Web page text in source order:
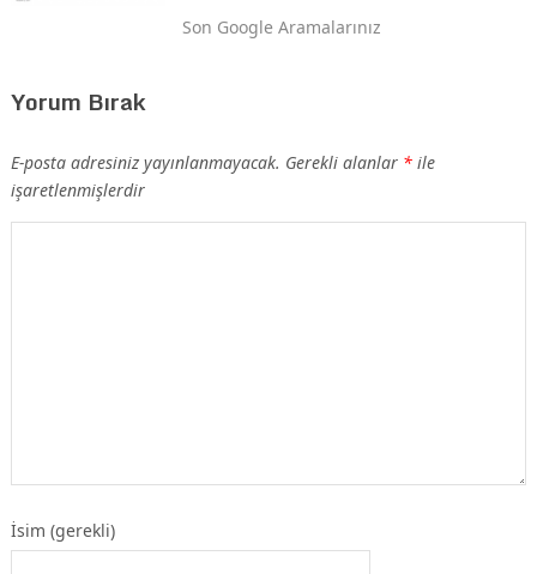
Son Google Aramalarınız
Yorum Bırak
E-posta adresiniz yayınlanmayacak. Gerekli alanlar *ile
işaretlenmişlerdir
İsim (gerekli)